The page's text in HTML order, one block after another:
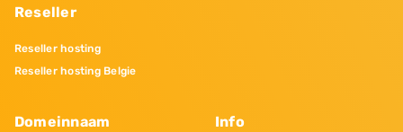
Reseller
Reseller hosting
Reseller hosting Belgie
Domeinnaam Info